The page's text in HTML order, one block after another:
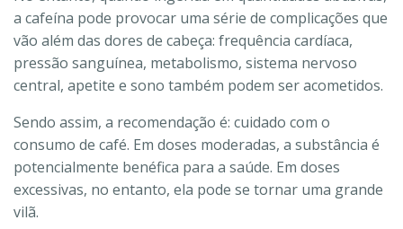
a cafeína pode provocar uma série de complicações que
vão além das dores de cabeça: frequência cardíaca,
pressão sanguínea, metabolismo, sistema nervoso
central, apetite e sono também podem ser acometidos.
Sendo assim, a recomendação é: cuidado com o
consumo de café. Em doses moderadas, a substância é
potencialmente benéfica para a saúde. Em doses
excessivas, no entanto, ela pode se tornar uma grande
vilã.